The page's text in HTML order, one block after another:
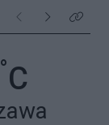
Poprzednie
NastępneKliknij
°C